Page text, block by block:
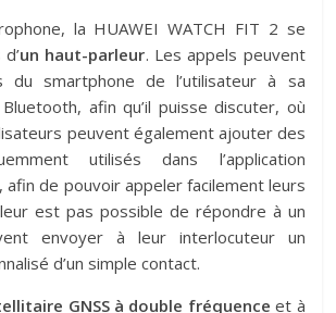
la HUAWEI WATCH FIT 2 se
un haut-parleur. Les appels peuvent
du smartphone de l’utilisateur à sa
afin qu’il puisse discuter, où
peuvent également ajouter des
utilisés dans l’application
afin de pouvoir appeler facilement leurs
leur est pas possible de répondre à un
envoyer à leur interlocuteur un
d’un simple contact.
GNSS à double fréquenceet à